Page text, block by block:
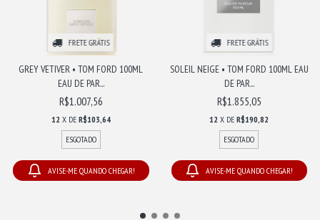
FRETE GRÁTIS
GREY VETIVER • TOM FORD 100ML
EAU DE PAR...
R$1.007,56
12 X DE R$103,64
ESGOTADO
AVISE-ME QUANDO CHEGAR!
FRETE GRÁTIS
SOLEIL NEIGE • TOM FORD 100ML EAU
DE PAR...
R$1.855,05
12 X DER$190,82
ESGOTADO
AVISE-ME QUANDO CHEGAR!